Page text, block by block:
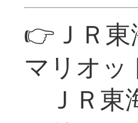
👉ＪＲ
マリオッ
ＪＲ東